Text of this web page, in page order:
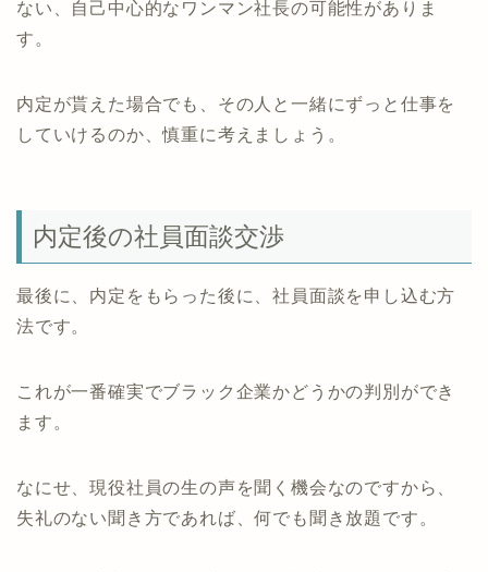
ない、自己中心的なワンマン社長の可能性がありま
す。
内定が貰えた場合でも、その人と一緒にずっと仕事を
していけるのか、慎重に考えましょう。
内定後の社員面談交渉
最後に、内定をもらった後に、社員面談を申し込む方
法です。
これが一番確実でブラック企業かどうかの判別ができ
ます。
なにせ、現役社員の生の声を聞く機会なのですから、
失礼のない聞き方であれば、何でも聞き放題です。